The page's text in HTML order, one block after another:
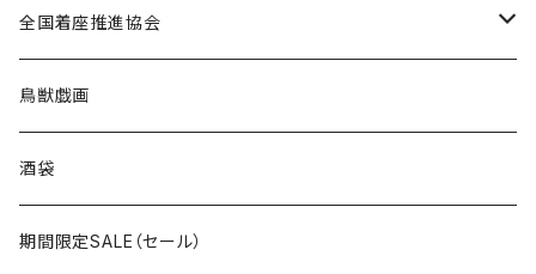
国道100～199号線
キャップ
ROUTE 0～99号線
ROUTE100～199号線
Tシャツ
ROUTE 0～99号線
ROUTE 100～199号線
キャップ
ROUTE 0～99号線
ROUTE 100～199号線
北海道
青森県
岩手県
宮城県
全国着座推進協会
ステッカー
鳥獣戯画
酒袋
期間限定SALE（セール）